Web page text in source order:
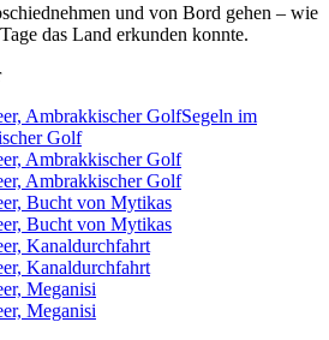
und von Bord gehen – wie
das Land erkunden konnte.
Segeln im
Golf